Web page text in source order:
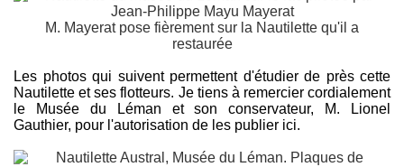
M. Mayerat pose fièrement sur la Nautilette qu'il a
restaurée
Les photos qui suivent permettent d'étudier de près cette
Nautilette et ses flotteurs. Je tiens à remercier cordialement
le Musée du Léman et son conservateur, M. Lionel
Gauthier, pour l'autorisation de les publier ici.